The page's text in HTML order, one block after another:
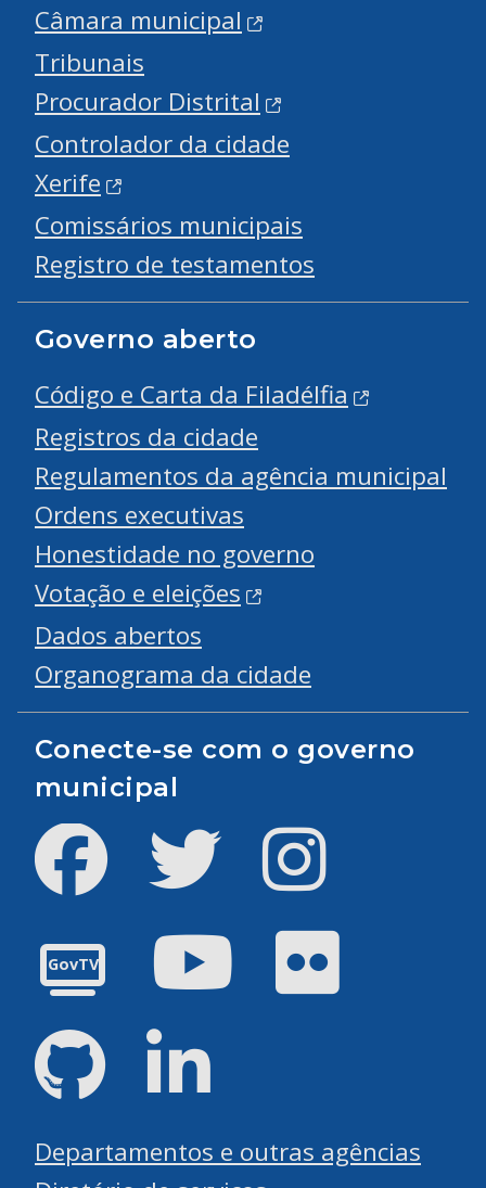
Câmara municipal
Tribunais
Procurador Distrital
Controlador da cidade
Xerife
Comissários municipais
Registro de testamentos
Governo aberto
Código e Carta da Filadélfia
Registros da cidade
Regulamentos da agência municipal
Ordens executivas
Honestidade no governo
Votação e eleições
Dados abertos
Organograma da cidade
Conecte-se com o governo
municipal
Facebook Twitter
GovTV
Youtube
GitHub
Departamentos e outras agências